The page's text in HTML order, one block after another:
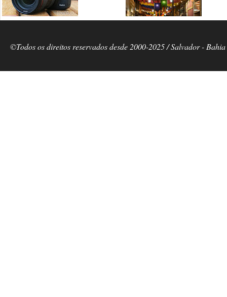
©Todos os direitos reservados desde 2000-2025 / Salvador -